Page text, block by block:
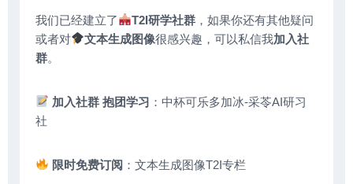
我们已经建立了 T2I研学社群 ，如果你还有其他疑问
或者对
文本生成图像很感兴趣，可以私信我加入社
群。
加入社群 抱团学习 ：中杯可乐多加冰-采苓AI研习
社
限时免费订阅 ：文本生成图像T2I专栏